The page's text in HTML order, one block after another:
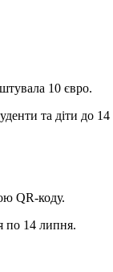
10 євро.
та діти до
QR-коду.
по 14 липня.